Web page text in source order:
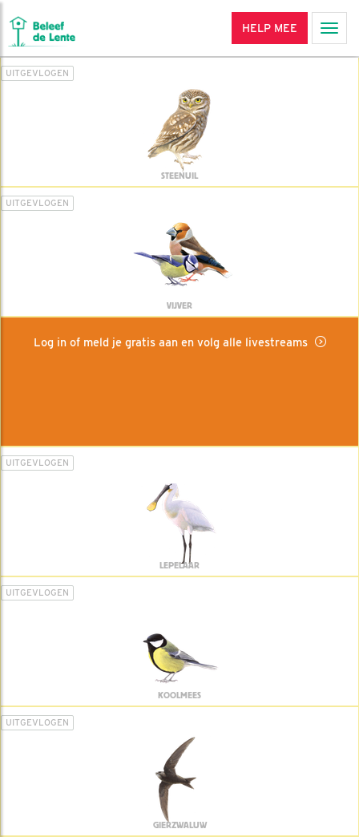
HELP MEE
UITGEVLOGEN
STEENUIL
UITGEVLOGEN
VIJVER
Log in of meld je gratis aan en volg alle livestreams
UITGEVLOGEN
LEPELAAR
UITGEVLOGEN
KOOLMEES
UITGEVLOGEN
GIERZWALUW